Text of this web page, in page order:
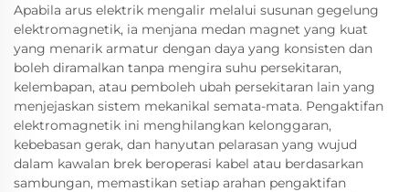
Apabila arus elektrik mengalir melalui susunan gegelung
elektromagnetik, ia menjana medan magnet yang kuat
yang menarik armatur dengan daya yang konsisten dan
boleh diramalkan tanpa mengira suhu persekitaran,
kelembapan, atau pemboleh ubah persekitaran lain yang
menjejaskan sistem mekanikal semata-mata. Pengaktifan
elektromagnetik ini menghilangkan kelonggaran,
kebebasan gerak, dan hanyutan pelarasan yang wujud
dalam kawalan brek beroperasi kabel atau berdasarkan
sambungan, memastikan setiap arahan pengaktifan